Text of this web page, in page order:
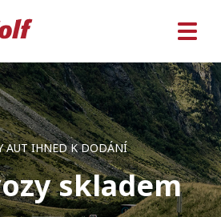
AUT IHNED K DODÁNÍ
skladem